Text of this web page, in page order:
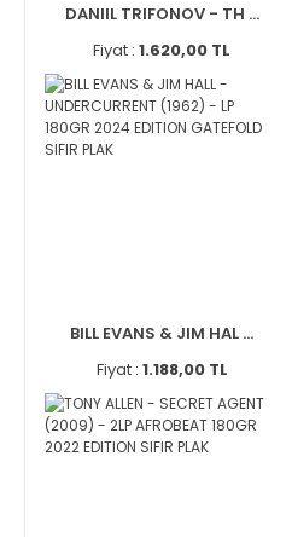
DANIIL TRIFONOV - TH ...
Fiyat :1.620,00 TL
BILL EVANS & JIM HAL ...
Fiyat : 1.188,00 TL